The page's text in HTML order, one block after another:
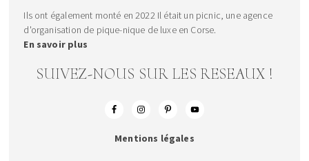
Ils ont également monté en 2022 Il était un picnic, une agence
d'organisation de pique-nique de luxe en Corse.
En savoir plus
SUIVEZ-NOUS SUR LES RESEAUX !
Mentions légales